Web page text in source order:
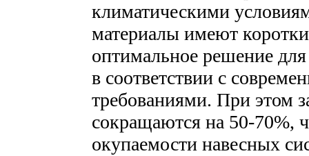
климатическими
материалы имеют
оптимальное решение
в соответствии с
требованиями. При этом
сокращаются на 50-70%,
окупаемости навесных